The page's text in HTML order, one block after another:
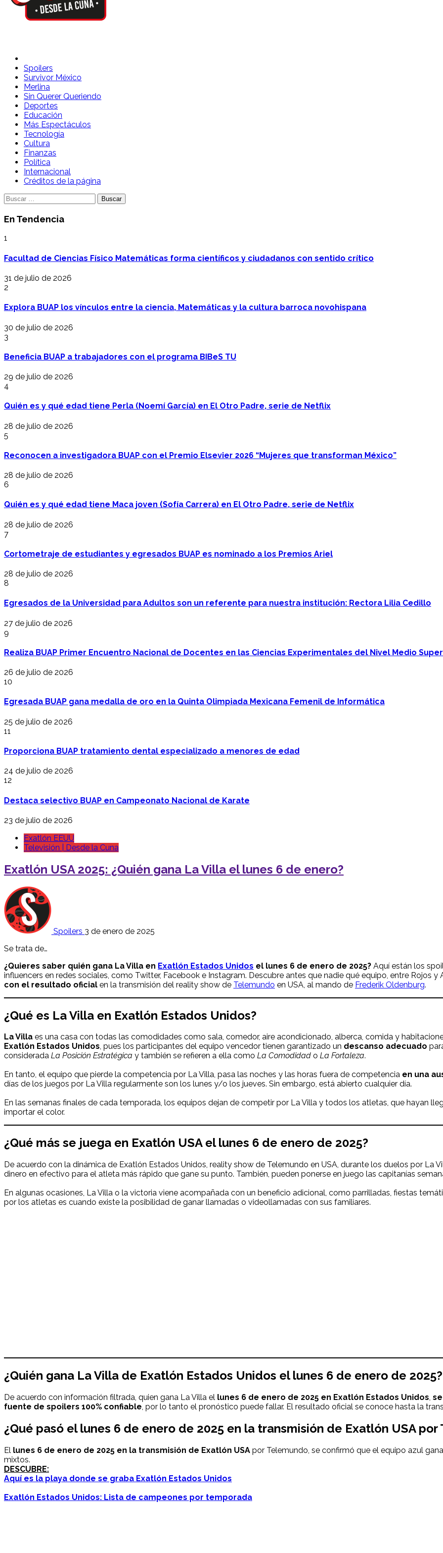
Spoilers Desde la Cuna
Sitio con información sobre series, película, reality shows y telenovelas
Spoilers
Survivor México
Merlina
Sin Querer Queriendo
Deportes
Educación
Más Espectáculos
Tecnología
Cultura
Finanzas
Política
Internacional
Créditos de la página
Buscar:
En Tendencia
1
Facultad de Ciencias Físico Matemáticas forma científicos y ciudadanos con sentido crítico
31 de julio de 2026
2
Explora BUAP los vínculos entre la ciencia, Matemáticas y la cultura barroca novohispana
30 de julio de 2026
3
Beneficia BUAP a trabajadores con el programa BIBeS TU
29 de julio de 2026
4
Quién es y qué edad tiene Perla (Noemí García) en El Otro Padre, serie de Netflix
28 de julio de 2026
5
Reconocen a investigadora BUAP con el Premio Elsevier 2026 “Mujeres que transforman México”
28 de julio de 2026
6
Quién es y qué edad tiene Maca joven (Sofía Carrera) en El Otro Padre, serie de Netflix
28 de julio de 2026
7
Cortometraje de estudiantes y egresados BUAP es nominado a los Premios Ariel
28 de julio de 2026
8
Egresados de la Universidad para Adultos son un referente para nuestra institución: Rectora Lilia Cedillo
27 de julio de 2026
9
Realiza BUAP Primer Encuentro Nacional de Docentes en las Ciencias Experimentales del Nivel Medio
26 de julio de 2026
10
Egresada BUAP gana medalla de oro en la Quinta Olimpiada Mexicana Femenil de Informática
25 de julio de 2026
11
Proporciona BUAP tratamiento dental especializado a menores de edad
24 de julio de 2026
12
Destaca selectivo BUAP en Campeonato Nacional de Karate
23 de julio de 2026
Exatlón EEUU
Televisión | Desde la Cuna
Exatlón USA 2025: ¿Quién gana La Villa el lunes 6 de enero?
Spoilers 3 de enero de 2025
Se trata de…
¿Quieres saber quién gana La Villa en Exatlón Estados Unidos el lunes 6 de enero de 2025? Aquí están los
influencers en redes sociales, como Twitter, Facebook e Instagram. Descubre antes que nadie qué equipo, entre Rojos
con el resultado oficial en la transmisión del reality show de Telemundo en USA, al mando de Frederik Oldenburg.
¿Qué es La Villa en Exatlón Estados Unidos?
La Villa es una casa con todas las comodidades como sala, comedor, aire acondicionado, alberca, comida y
Exatlón Estados Unidos, pues los participantes del equipo vencedor tienen garantizado un descanso adecuado
considerada La Posición Estratégica y también se refieren a ella como La Comodidad o La Fortaleza.
En tanto, el equipo que pierde la competencia por La Villa, pasa las noches y las horas fuera de competencia en una
días de los juegos por La Villa regularmente son los lunes y/o los jueves. Sin embargo, está abierto cualquier día.
En las semanas finales de cada temporada, los equipos dejan de competir por La Villa y todos los atletas, que hayan
importar el color.
¿Qué más se juega en Exatlón USA el lunes 6 de enero de 2025?
De acuerdo con la dinámica de Exatlón Estados Unidos, reality show de Telemundo en USA, durante los duelos por La
dinero en efectivo para el atleta más rápido que gane su punto. También, pueden ponerse en juego las capitanías
En algunas ocasiones, La Villa o la victoria viene acompañada con un beneficio adicional, como parrilladas, fiestas
por los atletas es cuando existe la posibilidad de ganar llamadas o videollamadas con sus familiares.
¿Quién gana La Villa de Exatlón Estados Unidos el lunes 6 de enero de 2025?
De acuerdo con información filtrada, quien gana La Villa el lunes 6 de enero de 2025 en Exatlón Estados Unidos,
fuente de spoilers 100% confiable, por lo tanto el pronóstico puede fallar. El resultado oficial se conoce hasta la
¿Qué pasó ellunes 6 de enero de 2025 en la transmisión de Exatlón USApor
El lunes 6 de enero de 2025 en la transmisión de Exatlón USA por Telemundo, se confirmó que el equipo azul
mixtos.
DESCUBRE:
Aquí es la playa donde se graba Exatlón Estados Unidos
Exatlón Estados Unidos: Lista de campeones por temporada